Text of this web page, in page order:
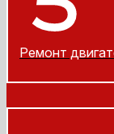
Ремонт